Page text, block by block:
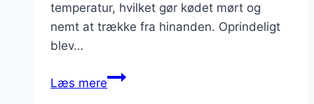
temperatur, hvilket gør kødet mørt og
nemt at trække fra hinanden. Oprindeligt
blev…
Læs merePulled